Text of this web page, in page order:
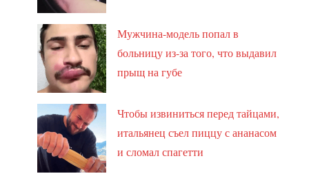
Мужчина-модель попал в
больницу из-за того, что выдавил
прыщ на губе
Чтобы извиниться перед тайцами,
итальянец съел пиццу с ананасом
и сломал спагетти